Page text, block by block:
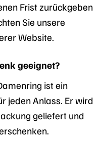
Frist zurückgeben
Sie unsere
Website.
geeignet?
ist ein
jeden Anlass. Er wird
geliefert und